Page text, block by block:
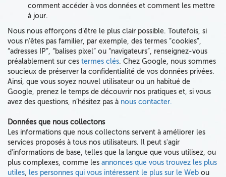
comment accéder à vos données et comment les mettre
à jour.
Nous nous efforçons d’être le plus clair possible. Toutefois, si
vous n’êtes pas familier, par exemple, des termes “cookies”,
“adresses IP”, “balises pixel” ou “navigateurs”, renseignez-vous
préalablement sur ces termes clés. Chez Google, nous sommes
soucieux de préserver la confidentialité de vos données privées.
Ainsi, que vous soyez nouvel utilisateur ou un habitué de
Google, prenez le temps de découvrir nos pratiques et, si vous
avez des questions, n’hésitez pas à nous contacter.
Données que nous collectons
Les informations que nous collectons servent à améliorer les
services proposés à tous nos utilisateurs. Il peut s'agir
d'informations de base, telles que la langue que vous utilisez, ou
plus complexes, comme les annonces que vous trouvez les plus
utiles, les personnes qui vous intéressent le plus sur le Web ou